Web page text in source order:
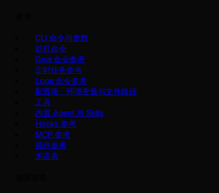
CLI 命令与参数
斜杠命令
Goal 命令参考
定时任务参考
Loop 命令参考
配置项、环境变量与文件路径
工具
内置 Agent 与 Skills
Hooks 参考
MCP 参考
插件参考
术语表